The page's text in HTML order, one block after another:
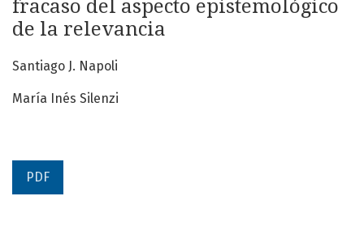
fracaso del aspecto epistemológico
de la relevancia
Santiago J. Napoli
María Inés Silenzi
PDF